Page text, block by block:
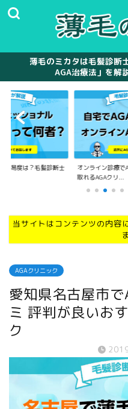
薄毛のミカタは毛髪診断
AGA治療法」を解
難易度は？毛髪診断士
オンライン診療で
取れるAGAクリ...
当サイトはコンテンツの内容
AGAクリニック
愛知県名古屋市
ミ 評判が良いお
ク